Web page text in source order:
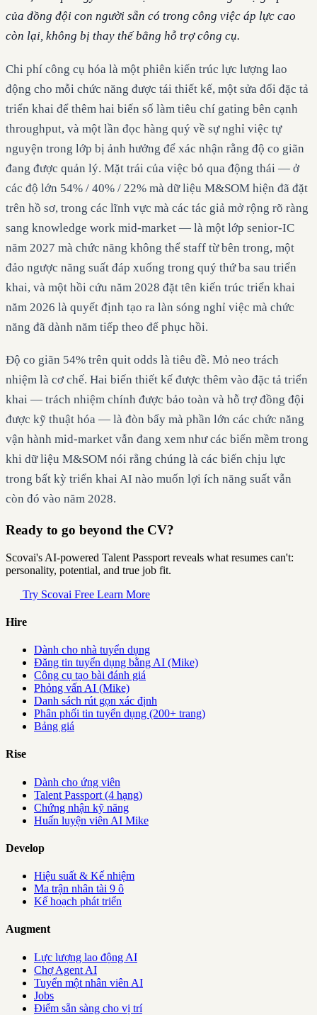
của đồng đội con người sẵn có trong công việc áp lực cao
còn lại, không bị thay thế bằng hỗ trợ công cụ.
Chi phí công cụ hóa là một phiên kiến trúc lực lượng lao
động cho mỗi chức năng được tái thiết kế, một sửa đổi đặc tả
triển khai để thêm hai biến số làm tiêu chí gating bên cạnh
throughput, và một lần đọc hàng quý về sự nghỉ việc tự
nguyện trong lớp bị ảnh hưởng để xác nhận rằng độ co giãn
đang được quản lý. Mặt trái của việc bỏ qua động thái — ở
các độ lớn 54% / 40% / 22% mà dữ liệu M&SOM hiện đã đặt
trên hồ sơ, trong các lĩnh vực mà các tác giả mở rộng rõ ràng
sang knowledge work mid-market — là một lớp senior-IC
năm 2027 mà chức năng không thể staff từ bên trong, một
đảo ngược năng suất đáp xuống trong quý thứ ba sau triển
khai, và một hồi cứu năm 2028 đặt tên kiến trúc triển khai
năm 2026 là quyết định tạo ra làn sóng nghỉ việc mà chức
năng đã dành năm tiếp theo để phục hồi.
Độ co giãn 54% trên quit odds là tiêu đề. Mỏ neo trách
nhiệm là cơ chế. Hai biến thiết kế được thêm vào đặc tả triển
khai — trách nhiệm chính được bảo toàn và hỗ trợ đồng đội
được kỹ thuật hóa — là đòn bẩy mà phần lớn các chức năng
vận hành mid-market vẫn đang xem như các biến mềm trong
khi dữ liệu M&SOM nói rằng chúng là các biến chịu lực
trong bất kỳ triển khai AI nào muốn lợi ích năng suất vẫn
còn đó vào năm 2028.
Ready to go beyond the CV?
Scovai's AI-powered Talent Passport reveals what resumes can't:
personality, potential, and true job fit.
Try Scovai Free Learn More
Hire
Dành cho nhà tuyển dụng
Đăng tin tuyển dụng bằng AI (Mike)
Công cụ tạo bài đánh giá
Phỏng vấn AI (Mike)
Danh sách rút gọn xác định
Phân phối tin tuyển dụng (200+ trang)
Bảng giá
Rise
Dành cho ứng viên
Talent Passport (4 hạng)
Chứng nhận kỹ năng
Huấn luyện viên AI Mike
Develop
Hiệu suất & Kế nhiệm
Ma trận nhân tài 9 ô
Kế hoạch phát triển
Augment
Lực lượng lao động AI
Chợ Agent AI
Tuyển một nhân viên AI
Jobs
Điểm sẵn sàng cho vị trí